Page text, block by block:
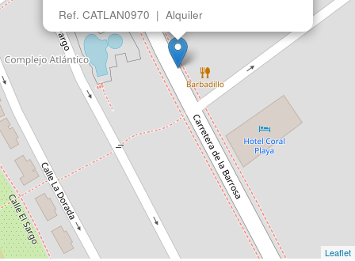
Ref. CATLAN0970 | Alquiler
Leaflet